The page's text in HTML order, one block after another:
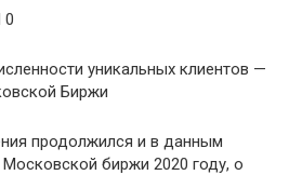
0
уникальных клиентов —
Биржи
продолжился и в данным
Московской биржи 2020 году, о